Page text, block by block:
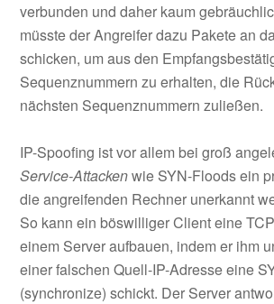
verbunden und daher kaum
müsste der Angreifer dazu Pakete an
schicken, um aus den
Sequenznummern zu erhalten, die
nächsten Sequenznummern zuließen.
IP-Spoofing ist vor allem bei groß
Service-Attackenwie SYN-Floods ein
die angreifenden Rechner unerkannt
So kann ein böswilliger Client eine
einem Server aufbauen, indem er ihm
einer falschen Quell-IP-Adresse eine
(synchronize) schickt. Der Server